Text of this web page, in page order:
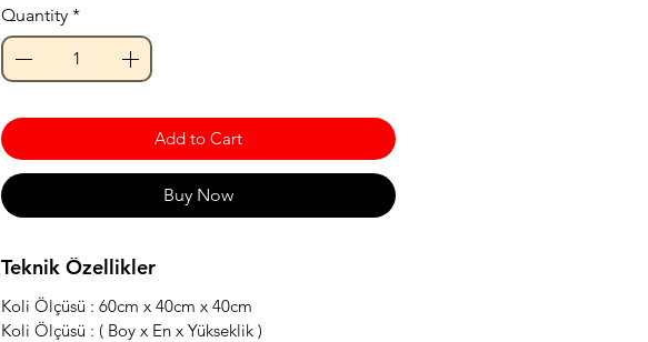
Quantity *
Add to Cart
Buy Now
Teknik Özellikler
Koli Ölçüsü : 60cm x 40cm x 40cm
Koli Ölçüsü : ( Boy x En x Yükseklik )